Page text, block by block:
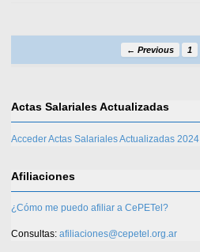
← Previous 1
Actas Salariales Actualizadas
Acceder Actas Salariales Actualizadas 2024
Afiliaciones
¿Cómo me puedo afiliar a CePETel?
Consultas: afiliaciones@cepetel.org.ar